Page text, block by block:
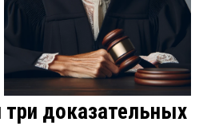
доказательных